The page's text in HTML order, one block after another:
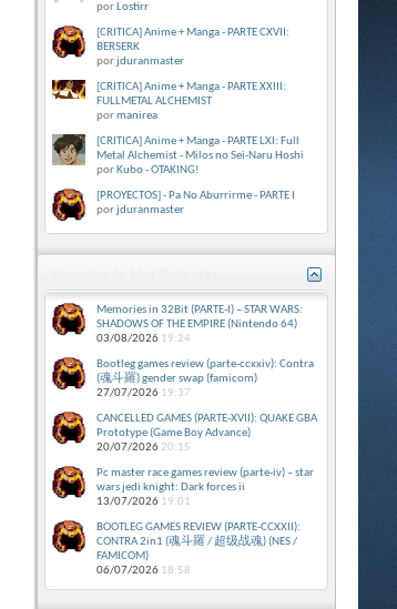
por Lostirr
[CRITICA] Anime + Manga - PARTE CXVII:
BERSERK
porjduranmaster
[CRITICA] Anime + Manga - PARTE XXIII:
FULLMETAL ALCHEMIST
pormanirea
[CRITICA] Anime + Manga - PARTE LXI: Full
Metal Alchemist - Milos no Sei-Naru Hoshi
por Kubo - OTAKING!
[PROYECTOS] - Pa No Aburrirme - PARTE I
porjduranmaster
Memories in 32Bit (PARTE-I) – STAR WARS:
SHADOWS OF THE EMPIRE (Nintendo 64)
03/08/2026 19:24
Bootleg games review (parte-ccxxiv): Contra
(魂斗羅) gender swap (famicom)
27/07/2026 19:37
CANCELLED GAMES (PARTE-XVII): QUAKE GBA
Prototype (Game Boy Advance)
20/07/2026 20:15
Pc master race games review (parte-iv) – star
wars jedi knight: Dark forces ii
13/07/2026 19:01
BOOTLEG GAMES REVIEW (PARTE-CCXXII):
CONTRA 2in1 (魂斗羅 / 超级战魂) (NES /
FAMICOM)
06/07/2026 18:58